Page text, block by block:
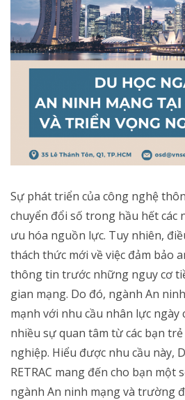
Sự phát triển của công nghệ
chuyển đổi số trong hầu hết các
ưu hóa nguồn lực. Tuy nhiên,
thách thức mới về việc đảm bảo
thông tin trước những nguy cơ
gian mạng. Do đó, ngành An
mạnh với nhu cầu nhân lực
nhiều sự quan tâm từ các bạn
nghiệp. Hiểu được nhu cầu này,
RETRAC mang đến cho bạn
ngành An ninh mạng và trường